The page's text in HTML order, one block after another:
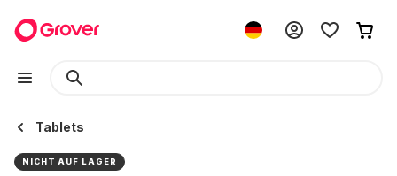
Tablets
NICHT AUF LAGER